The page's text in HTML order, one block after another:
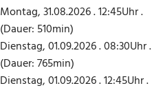
Montag, 31.08.2026 . 12:45Uhr .
(Dauer: 510min)
Dienstag, 01.09.2026 . 08:30Uhr .
(Dauer: 765min)
Dienstag, 01.09.2026 . 12:45Uhr .